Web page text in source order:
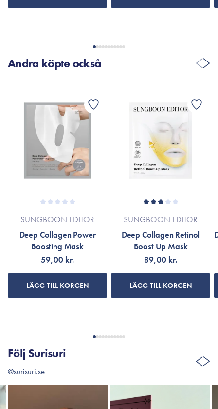
Andra köpte också
SUNGBOON EDITOR
Deep Collagen Power
Boosting Mask
59,00 kr.
LÄGG TILL KORGEN
SUNGBOON EDITOR
Deep Collagen Retinol
Boost Up Mask
89,00 kr.
LÄGG TILL KORGEN
Följ Surisuri
@surisuri.se